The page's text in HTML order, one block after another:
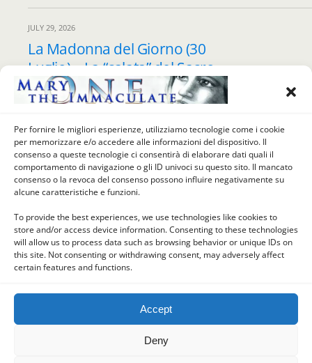
Per fornire le migliori esperienze, utilizziamo tecnologie come i cookie
per memorizzare e/o accedere alle informazioni del dispositivo. Il
consenso a queste tecnologie ci consentirà di elaborare dati quali il
comportamento di navigazione o gli ID univoci su questo sito. Il mancato
consenso o la revoca del consenso possono influire negativamente su
alcune caratteristiche e funzioni.
To provide the best experiences, we use technologies like cookies to
store and/or access device information. Consenting to these technologies
will allow us to process data such as browsing behavior or unique IDs on
this site. Not consenting or withdrawing consent, may adversely affect
certain features and functions.
Accept
Deny
JULY 29, 2026
La Madonna del Giorno (30
Luglio) – La “calata” del Sacro
Anello Nuziale della Vergine
Maria, Cattedrale di San
Lorenzo, Perugia, Italia
Load More From This Category…
Back to top
Mobile
Powered by